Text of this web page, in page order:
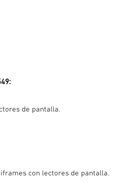
de pantalla.
con lectores de pantalla.